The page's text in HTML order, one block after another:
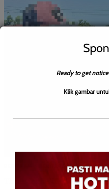
BERITA TOP ENGLISH
Three including foreigners
Ready to get
Klik gambar